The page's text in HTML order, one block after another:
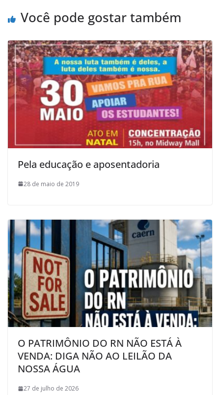
Você pode gostar também
Pela educação e aposentadoria
28 de maio de 2019
O PATRIMÔNIO DO RN NÃO ESTÁ À
VENDA: DIGA NÃO AO LEILÃO DA
NOSSA ÁGUA
27 de julho de 2026